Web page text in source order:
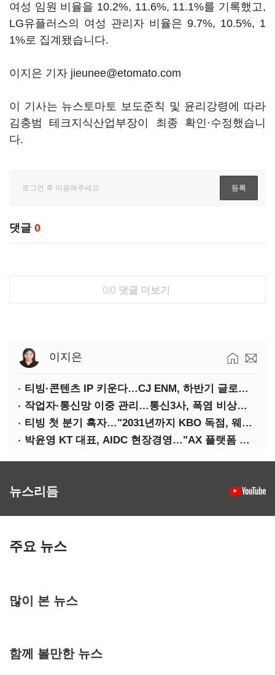
여성 임원 비율을 10.2%, 11.6%, 11.1%를 기록했고,
LG유플러스의 여성 관리자 비율은 9.7%, 10.5%, 1
1%로 집계됐습니다.
이지은 기자 jieunee@etomato.com
이 기사는 뉴스토마토 보도준칙 및 윤리강령에 따라
김충범 테크지식산업부장이 최종 확인·수정했습니
다.
댓글 0
0/0 댓글 더보기
이지은
티빙·콘텐츠 IP 키운다…CJ ENM, 하반기 글로벌 확장 가속
작업자·통신망 이중 관리…통신3사, 폭염 비상대응 돌입
티빙 첫 분기 흑자…"2031년까지 KBO 독점, 웨이브 합병도 속도"
박윤영 KT 대표, AIDC 현장경영…"AX 플랫폼 핵심 인프라로 키운다"
뉴스리듬
주요 뉴스
많이 본 뉴스
함께 볼만한 뉴스